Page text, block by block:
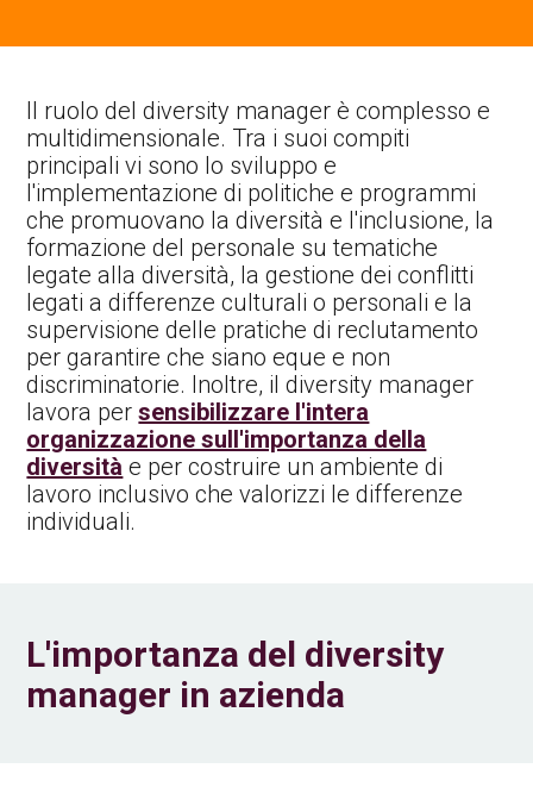
Il ruolo del diversity manager è complesso e
multidimensionale. Tra i suoi compiti
principali vi sono lo sviluppo e
l'implementazione di politiche e programmi
che promuovano la diversità e l'inclusione, la
formazione del personale su tematiche
legate alla diversità, la gestione dei conflitti
legati a differenze culturali o personali e la
supervisione delle pratiche di reclutamento
per garantire che siano eque e non
discriminatorie. Inoltre, il diversity manager
lavora persensibilizzare l'intera
organizzazione sull'importanza della
diversità e per costruire un ambiente di
lavoro inclusivo che valorizzi le differenze
individuali.
L'importanza del diversity
manager in azienda